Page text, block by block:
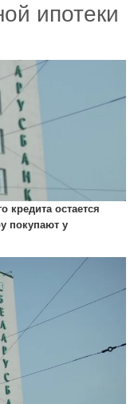
ипотеки
кредита остается
покупают у